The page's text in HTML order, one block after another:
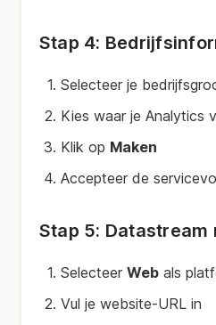
Stap 4:
Selecteer je
Kies waar je Analytics
Klik op Maken
Accepteer de
Stap 5: Datastream
Selecteer Web als
Vul je website-URL in